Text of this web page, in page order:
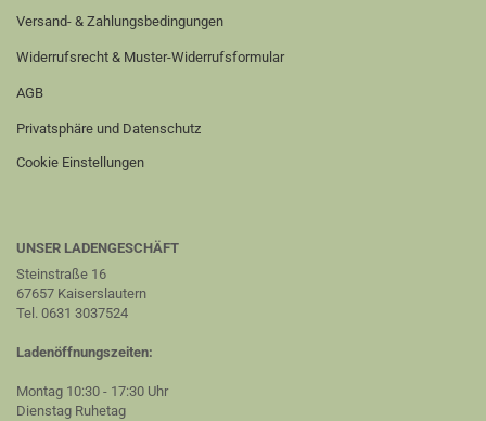
Versand- & Zahlungsbedingungen
Widerrufsrecht & Muster-Widerrufsformular
AGB
Privatsphäre und Datenschutz
Cookie Einstellungen
UNSER LADENGESCHÄFT
Steinstraße 16
67657 Kaiserslautern
Tel. 0631 3037524
Ladenöffnungszeiten:
Montag 10:30 - 17:30 Uhr
Dienstag Ruhetag